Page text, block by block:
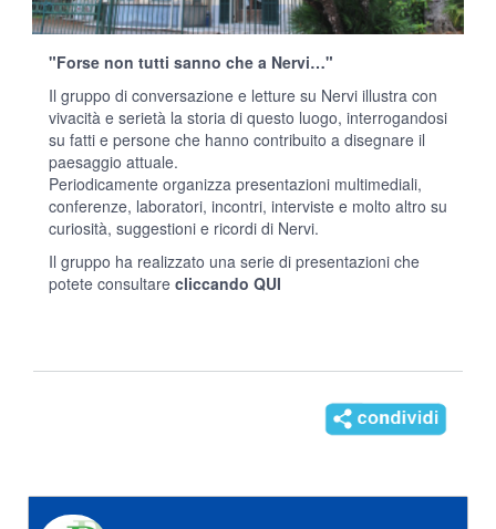
"Forse non tutti sanno che a Nervi…"
Il gruppo di conversazione e letture su Nervi illustra con
vivacità e serietà la storia di questo luogo, interrogandosi
su fatti e persone che hanno contribuito a disegnare il
paesaggio attuale.
Periodicamente organizza presentazioni multimediali,
conferenze, laboratori, incontri, interviste e molto altro su
curiosità, suggestioni e ricordi di Nervi.
Il gruppo ha realizzato una serie di presentazioni che
potete consultare cliccando QUI